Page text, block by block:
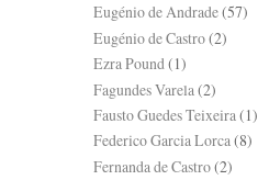
Eugénio de Andrade(57)
Eugénio de Castro(2)
Ezra Pound(1)
Fagundes Varela (2)
Fausto Guedes Teixeira(1)
Federico Garcia Lorca(8)
Fernanda de Castro(2)